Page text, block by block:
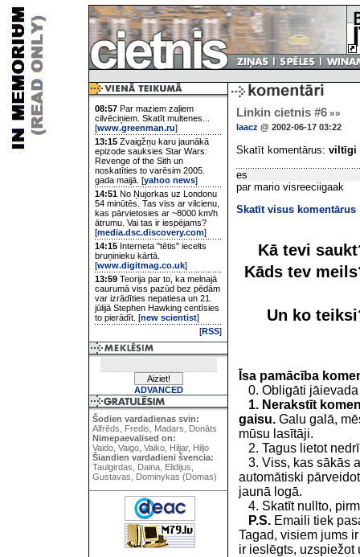
08:57 Par maziem zaļiem
cilvēciņiem. Skatīt multenes...
[www.greenman.ru]
13:15 Zvaigžņu karu jaunākā
epizode sauksies Star Wars:
Revenge of the Sith un
noskatīties to varēsim 2005.
gada maijā. [yahoo news]
14:51 No Ņujorkas uz Londonu
54 minūtēs. Tas viss ar vilcienu,
kas pārvietosies ar ~8000 km/h
ātrumu. Vai tas ir iespējams?
[media.dsc.discovery.com]
14:15 Interneta "tētis" iecelts
bruņinieku kārtā.
[www.digitmag.co.uk]
13:59 Teorija par to, ka melnajā
caurumā viss pazūd bez pēdām
var izrādīties nepatiesa un 21.
jūlijā Stephen Hawking centīsies
to pierādīt. [new scientist]
[RSS]
ADVANCED
Šodien vardadienas svin:
Alfrēds, Fredis, Madars, Donāts
Nimepaevalised on:
Vaido, Vaigo, Vaiko, Hiljar, Hiljo
Šiandien vardadieni švencia:
Taulgirdas, Daina, Elidijus,
Gustavas, Dominykas (Domas)
Linkin cietnis #6 »»
laacz @ 2002-06-17 03:22
Skatīt komentārus: viltīgi
es
par mario visreeciigaak
Skatīt visus komentārus
Kā tevi
Kāds tev
Un ko
Īsa pamācība
0. Obligāti jāievada
1. Nerakstīt
gaisu. Galu galā,
mūsu lasītāji.
2. Tagus lietot
3. Viss, kas sākās
automātiski
jaunā logā.
4. Skatīt nullto,
P.S. Emaili tiek
Tagad, visiem jums
ir ieslēgts, uzspiežot